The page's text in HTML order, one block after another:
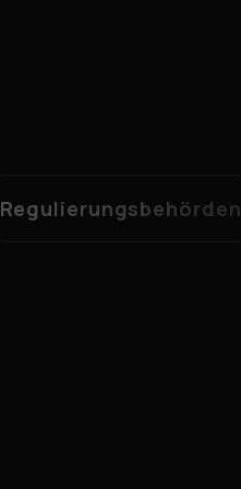
Regulierungsbehörden